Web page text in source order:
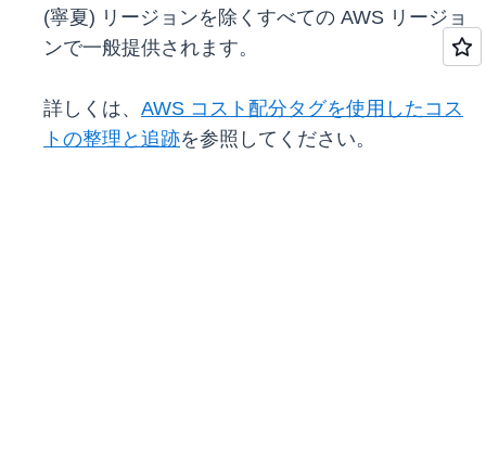
(寧夏) リージョンを除くすべての AWS リージョ
ンで一般提供されます。
詳しくは、 AWS コスト配分タグを使用したコス
トの整理と追跡を参照してください。